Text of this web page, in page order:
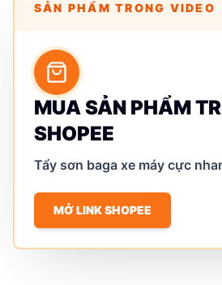
SẢN PHẨM TRONG VIDEO
MUA SẢN PHẨM
SHOPEE
Tẩy sơn baga xe máy cực
MỞ LINK SHOPEE